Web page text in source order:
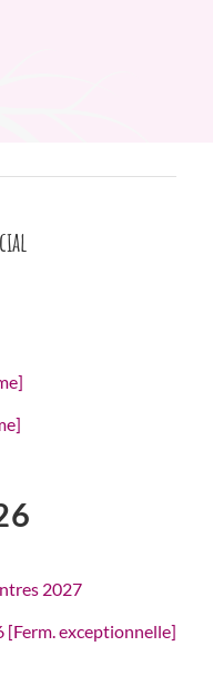
2027
[Ferm. exceptionnelle]